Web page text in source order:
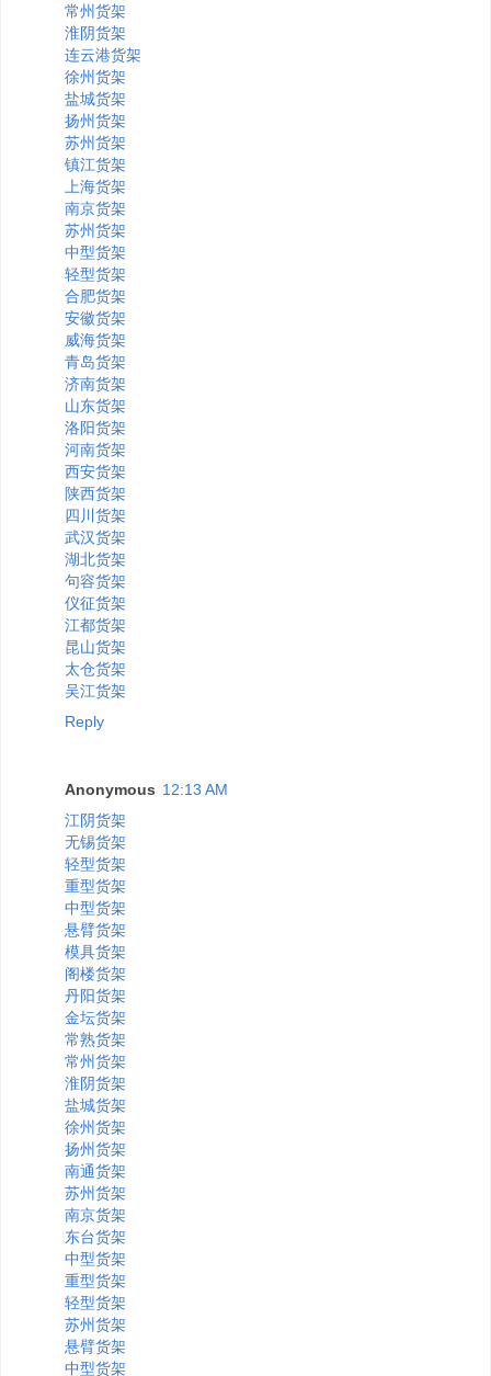
常州货架
淮阴货架
连云港货架
徐州货架
盐城货架
扬州货架
苏州货架
镇江货架
上海货架
南京货架
苏州货架
中型货架
轻型货架
合肥货架
安徽货架
威海货架
青岛货架
济南货架
山东货架
洛阳货架
河南货架
西安货架
陕西货架
四川货架
武汉货架
湖北货架
句容货架
仪征货架
江都货架
昆山货架
太仓货架
吴江货架
Reply
Anonymous 12:13 AM
江阴货架
无锡货架
轻型货架
重型货架
中型货架
悬臂货架
模具货架
阁楼货架
丹阳货架
金坛货架
常熟货架
常州货架
淮阴货架
盐城货架
徐州货架
扬州货架
南通货架
苏州货架
南京货架
东台货架
中型货架
重型货架
轻型货架
苏州货架
悬臂货架
中型货架